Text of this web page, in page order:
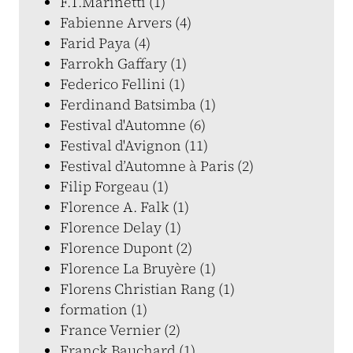
Fabienne Arvers (4)
Farid Paya (4)
Farrokh Gaffary (1)
Federico Fellini (1)
Ferdinand Batsimba (1)
Festival d'Automne (6)
Festival d'Avignon (11)
Festival d’Automne à Paris (2)
Filip Forgeau (1)
Florence A. Falk (1)
Florence Delay (1)
Florence Dupont (2)
Florence La Bruyère (1)
Florens Christian Rang (1)
formation (1)
France Vernier (2)